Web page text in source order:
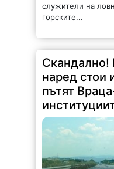
служители на
горските...
наред стои
пътят